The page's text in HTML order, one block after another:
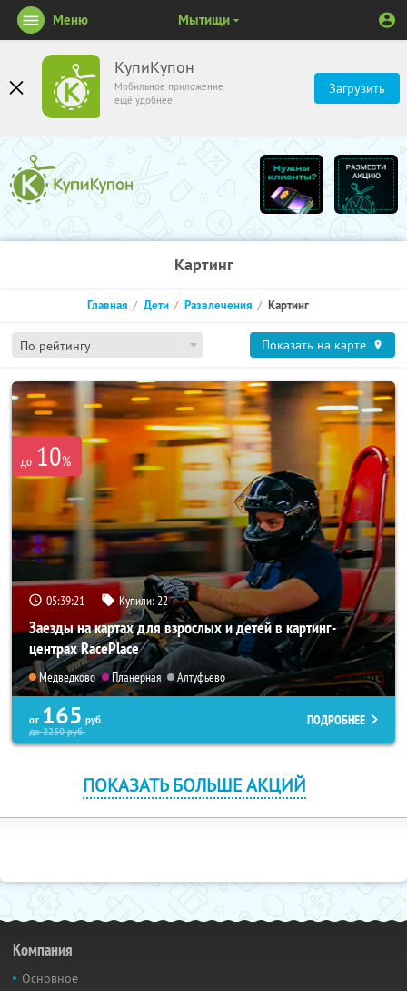
КупиКупон
Мобильное приложение
ещё удобнее
Загрузить
Меню Мытищи
Картинг
По рейтингу
Главная Дети Развлечения Картинг
Показать на карте
до 10%
05:39:21 Купили:22
Заезды на картах для взрослых и детей в картинг-
центрах RacePlace
Медведково Планерная Алтуфьево
от 165 руб.
до2250руб.
ПОДРОБНЕЕ
ПОКАЗАТЬ БОЛЬШЕ АКЦИЙ
Компания
Основное